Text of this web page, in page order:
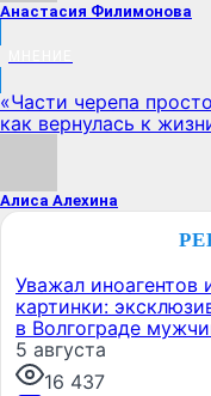
Анастасия Филимонова
«Части черепа
как вернулась к
Алиса Алехина
Уважал
картинки:
в Волгограде
5 августа
16 437